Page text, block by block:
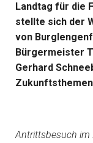
Landtag für die
stellte sich der
von
Bürgermeister
Gerhard
Antrittsbesuch im